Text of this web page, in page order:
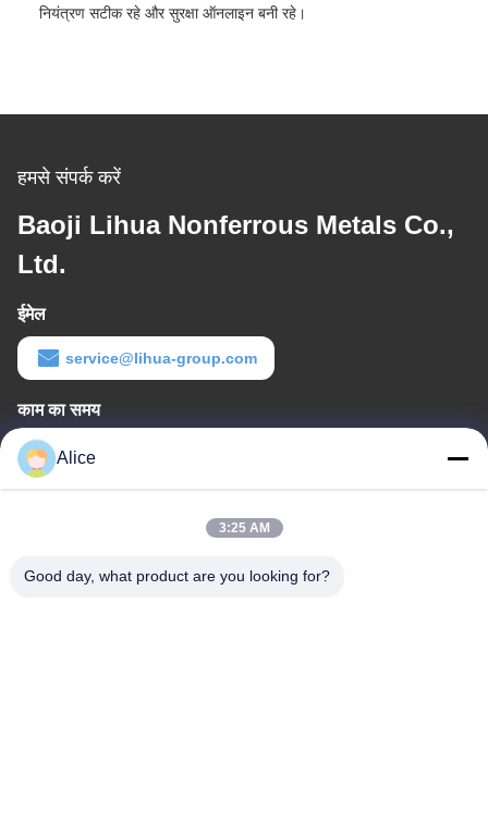
नियंत्रण सटीक रहे और सुरक्षा ऑनलाइन बनी रहे।
हमसे संपर्क करें
Baoji Lihua Nonferrous Metals Co.,
Ltd.
ईमेल
service@lihua-group.com
काम का समय
8:30-18:00
हमारा पता
शानक्सी प्रांत, चीन
Alice
3:25 AM
Good day, what product are you looking for?